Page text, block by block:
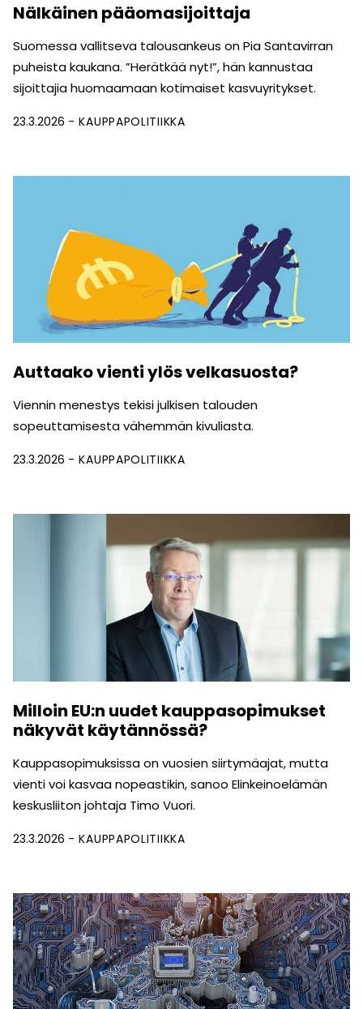
Nälkäinen pääomasijoittaja
Suomessa vallitseva talousankeus on Pia Santavirran
puheista kaukana. ”Herätkää nyt!”, hän kannustaa
sijoittajia huomaamaan kotimaiset kasvuyritykset.
23.3.2026 KAUPPAPOLITIIKKA
Auttaako vienti ylös velkasuosta?
Viennin menestys tekisi julkisen talouden
sopeuttamisesta vähemmän kivuliasta.
23.3.2026 KAUPPAPOLITIIKKA
Milloin EU:n uudet kauppasopimukset
näkyvät käytännössä?
Kauppasopimuksissa on vuosien siirtymäajat, mutta
vienti voi kasvaa nopeastikin, sanoo Elinkeinoelämän
keskusliiton johtaja Timo Vuori.
23.3.2026 KAUPPAPOLITIIKKA